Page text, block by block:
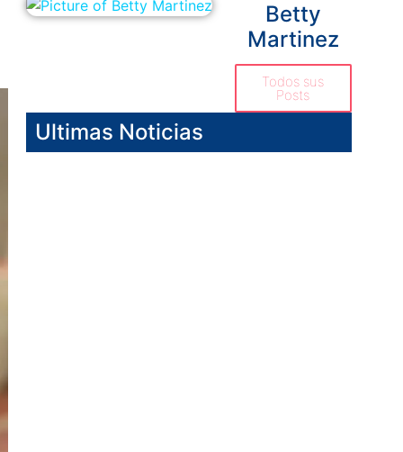
Betty
Martinez
Todos sus
Posts
Ultimas Noticias